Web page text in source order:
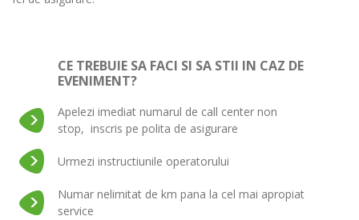
CE TREBUIE SA FACI SI SA STII IN CAZ DE
EVENIMENT?
Apelezi imediat numarul de call center non
stop, inscris pe polita de asigurare
Urmezi instructiunile operatorului
Numar nelimitat de km pana la cel mai apropiat
service